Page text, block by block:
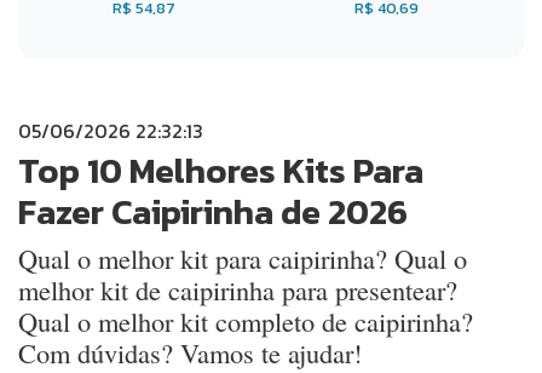
R$ 54,87
R$ 40,69
05/06/2026 22:32:13
Top 10 Melhores Kits Para
Fazer Caipirinha de 2026
Qual o melhor kit para caipirinha? Qual o
melhor kit de caipirinha para presentear?
Qual o melhor kit completo de caipirinha?
Com dúvidas? Vamos te ajudar!